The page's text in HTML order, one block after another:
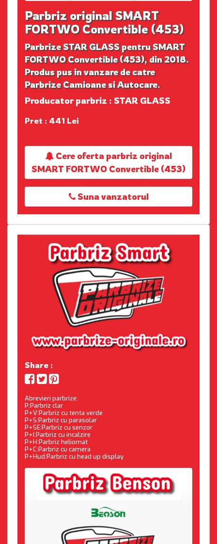
Parbriz original SMART
FORTWO Convertible (453)
Parbrize STAR GLASS pentru SMART
FORTWO Convertible (453), din 2018.
Produs pus in vanzare de catre
Parbrize Camioane si Autocare.
Producator parbriz : STAR GLASS
Pret : 441 Lei
Cere oferta parbriz original
SMART FORTWO Convertible (453)
Suna vanzatorul
Share :
Abrevieri parbrize:
P:Parbriz clar
P+V:Parbriz cu tenta verde
P+S:Parbriz cu parasolar
P+SE:Parbriz cu senzor
P+I:Parbriz cu incalzire
P+H:Parbriz heliomat
P+C:Parbriz cu camera
P+Hud:Parbriz cu head up display